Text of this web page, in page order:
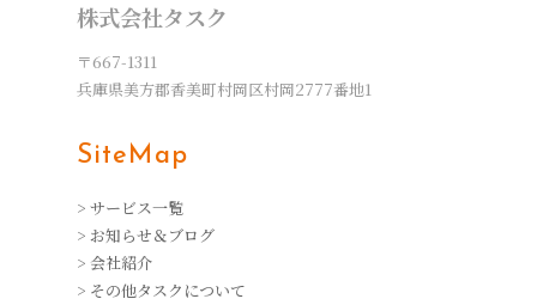
株式会社タスク
〒667-1311
兵庫県美方郡香美町村岡区村岡2777番地1
SiteMap
> サービス一覧
> お知らせ＆ブログ
> 会社紹介
> その他タスクについて